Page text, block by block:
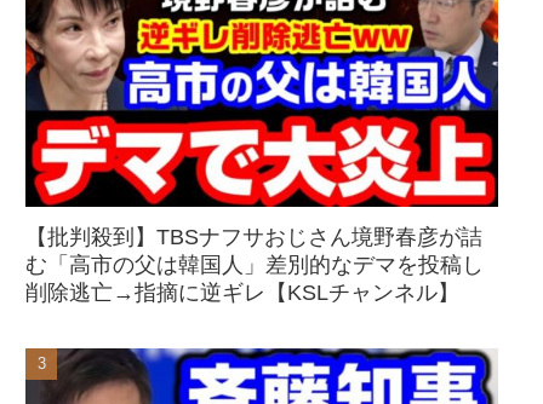
【批判殺到】TBSナフサおじさん境野春彦が詰
む「高市の父は韓国人」差別的なデマを投稿し
削除逃亡→指摘に逆ギレ【KSLチャンネル】